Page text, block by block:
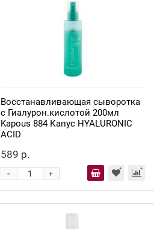
Восстанавливающая сыворотка
с Гиалурон.кислотой 200мл
Kapous 884 Капус HYALURONIC
ACID
589 р.
+
-